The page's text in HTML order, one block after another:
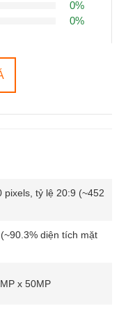
bẩy, cao cấp.
thực dụng, phù hợp với
thị rõ ràng ngay cả
0%
0%
pixels, tỷ lệ 20:9 (~452
diện tích mặt
x 50MP